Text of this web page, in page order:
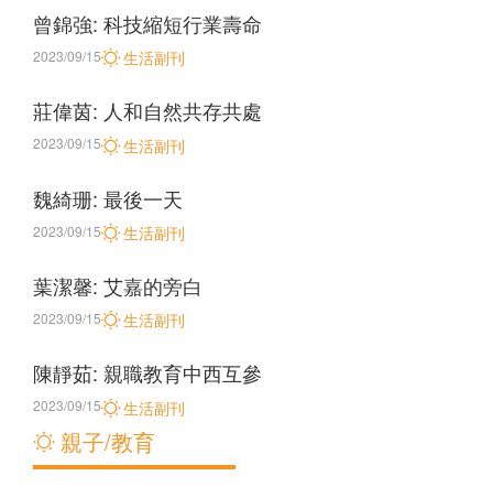
曾錦強: 科技縮短行業壽命
生活副刊
2023/09/15
莊偉茵: 人和自然共存共處
生活副刊
2023/09/15
魏綺珊: 最後一天
生活副刊
2023/09/15
葉潔馨: 艾嘉的旁白
生活副刊
2023/09/15
陳靜茹: 親職教育中西互參
生活副刊
2023/09/15
親子/教育